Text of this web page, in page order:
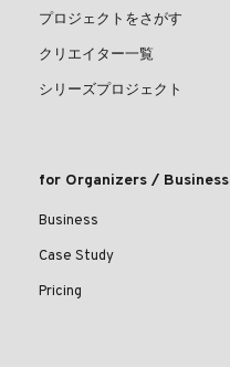
プロジェクトをさがす
クリエイター一覧
シリーズプロジェクト
for Organizers /
Business
Case Study
Pricing